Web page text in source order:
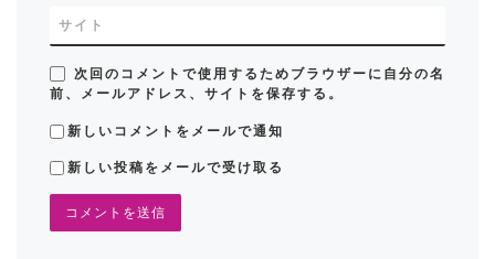
サイト
次回のコメントで使用するためブラウザーに自分の名
前、メールアドレス、サイトを保存する。
新しいコメントをメールで通知
新しい投稿をメールで受け取る